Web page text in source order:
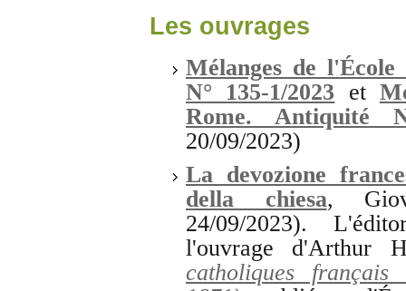
Les ouvrages
Mélanges de
N° 135-1/2023
et
Rome. Antiquité
20/09/2023)
La devozione
della chiesa,
24/09/2023).
l'ouvrage d'Arthur
catholiques